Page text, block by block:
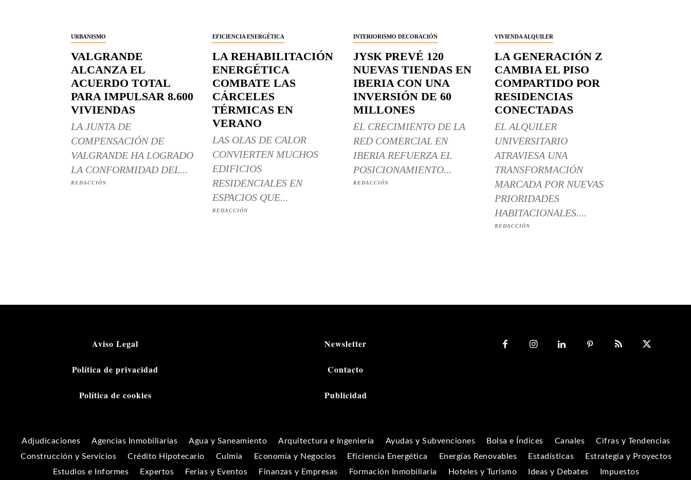
URBANISMO
VALGRANDE
ALCANZA EL
ACUERDO TOTAL
PARA IMPULSAR 8.600
VIVIENDAS
LA JUNTA DE
COMPENSACIÓN DE
VALGRANDE HA LOGRADO
LA CONFORMIDAD DEL...
REDACCIÓN
EFICIENCIA ENERGÉTICA
LA REHABILITACIÓN
ENERGÉTICA
COMBATE LAS
CÁRCELES
TÉRMICAS EN
VERANO
LAS OLAS DE CALOR
CONVIERTEN MUCHOS
EDIFICIOS
RESIDENCIALES EN
ESPACIOS QUE...
REDACCIÓN
INTERIORISMO DECORACIÓN
JYSK PREVÉ 120
NUEVAS TIENDAS EN
IBERIA CON UNA
INVERSIÓN DE 60
MILLONES
EL CRECIMIENTO DE LA
RED COMERCIAL EN
IBERIA REFUERZA EL
POSICIONAMIENTO...
REDACCIÓN
VIVIENDA ALQUILER
LA GENERACIÓN Z
CAMBIA EL PISO
COMPARTIDO POR
RESIDENCIAS
CONECTADAS
EL ALQUILER
UNIVERSITARIO
ATRAVIESA UNA
TRANSFORMACIÓN
MARCADA POR NUEVAS
PRIORIDADES
HABITACIONALES....
REDACCIÓN
Aviso Legal
Política de privacidad
Política de cookies
Newsletter
Contacto
Publicidad
Adjudicaciones Agencias Inmobiliarias Agua y Saneamiento Arquitectura e Ingeniería Ayudas y Subvenciones Bolsa e Índices Canales
Cifras y Tendencias
Construcción y Servicios
Crédito Hipotecario Culmia Economía y Negocios Eficiencia Energética Energías Renovables Estadísticas
Estrategia y Proyectos
Estudios e Informes
Expertos Ferias y Eventos Finanzas y Empresas Formación Inmobiliaria Hoteles y Turismo Ideas y Debates Impuestos